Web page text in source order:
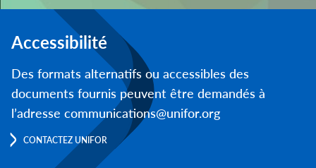
Accessibilité
Des formats alternatifs ou accessibles des
documents fournis peuvent être demandés à
l’adresse communications@unifor.org
CONTACTEZ UNIFOR